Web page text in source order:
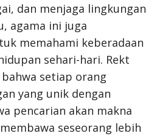
dan menjaga lingkungan
agama ini juga
memahami keberadaan
sehari-hari. Rekt
setiap orang
yang unik dengan
pencarian akan makna
seseorang lebih